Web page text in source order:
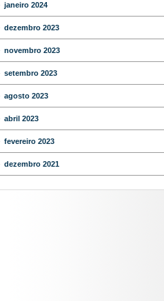
janeiro 2024
dezembro 2023
novembro 2023
setembro 2023
agosto 2023
abril 2023
fevereiro 2023
dezembro 2021